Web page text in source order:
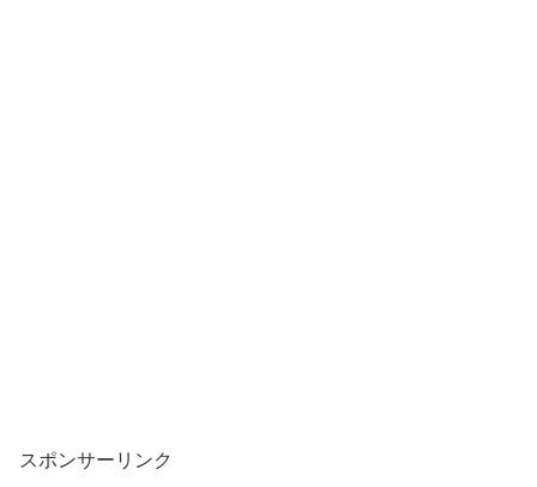
スポンサーリンク